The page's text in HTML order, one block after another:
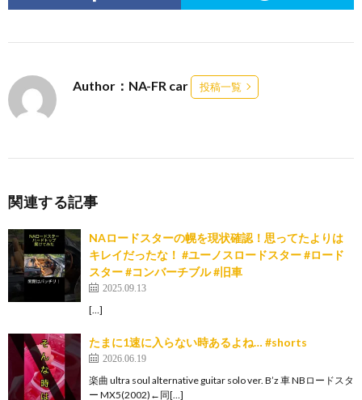
Author：NA-FR car 投稿一覧
関連する記事
NAロードスターの幌を現状確認！思ってたよりは
キレイだったな！ #ユーノスロードスター #ロード
スター #コンバーチブル #旧車
2025.09.13
[…]
たまに1速に入らない時あるよね… #shorts
2026.06.19
楽曲 ultra soul alternative guitar solo ver. B’z 車 NBロードスタ
ー MX5(2002)←同[…]